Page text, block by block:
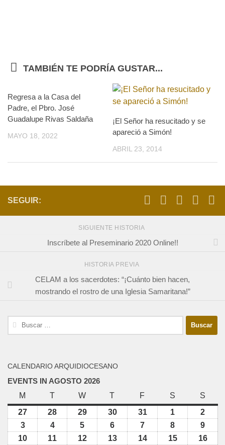
TAMBIÉN TE PODRÍA GUSTAR...
Regresa a la Casa del
Padre, el Pbro. José
Guadalupe Rivas Saldaña
MAYO 18, 2022
¡El Señor ha resucitado y se
apareció a Simón!
ABRIL 23, 2014
SEGUIR:
SIGUIENTE HISTORIA
Inscríbete al Preseminario 2020 Online!!
HISTORIA PREVIA
CELAM a los sacerdotes: “¡Cuánto bien hacen,
mostrando el rostro de una Iglesia Samaritana!”
Buscar:
CALENDARIO ARQUIDIOCESANO
EVENTS IN AGOSTO 2026
M
TmartesWmiércoles
T F viernesS sábadoS
27
28 29julio
30julio
2026
31julio
2026
1 agosto
2026
2
2026
3agosto
3,
4agosto
4,
5 agosto
5,
6 agosto
6,
7 agosto
7,
8 agosto
8,
9
9,
10 agosto
11 agosto12agosto13agosto14agosto15agosto16